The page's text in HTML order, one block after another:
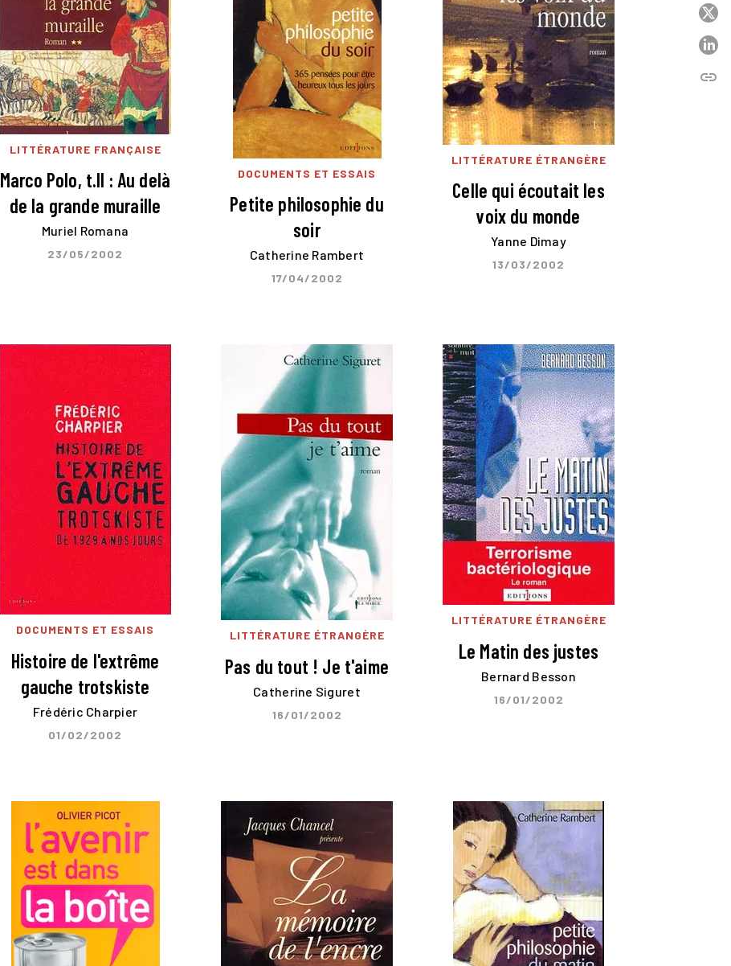
LITTÉRATURE FRANÇAISE
Marco Polo, t.II : Au delà
de la grande muraille
Muriel Romana
23/05/2002
DOCUMENTS ET ESSAIS
Petite philosophie du
soir
Catherine Rambert
17/04/2002
LITTÉRATURE ÉTRANGÈRE
Celle qui écoutait les
voix du monde
Yanne Dimay
13/03/2002
DOCUMENTS ET ESSAIS
Histoire de l'extrême
gauche trotskiste
Frédéric Charpier
01/02/2002
LITTÉRATURE ÉTRANGÈRE
Pas du tout ! Je t'aime
Catherine Siguret
16/01/2002
LITTÉRATURE ÉTRANGÈRE
Le Matin des justes
Bernard Besson
16/01/2002
link